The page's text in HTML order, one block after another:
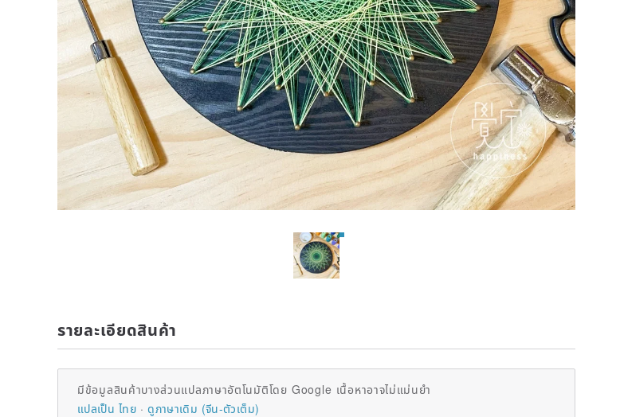
รายละเอียดสินค้า
มีข้อมูลสินค้าบางส่วนแปลภาษาอัตโนมัติโดย Google เนื้อหาอาจไม่แม่นยำ
แปลเป็น ไทย
ดูภาษาเดิม (จีน-ตัวเต็ม)